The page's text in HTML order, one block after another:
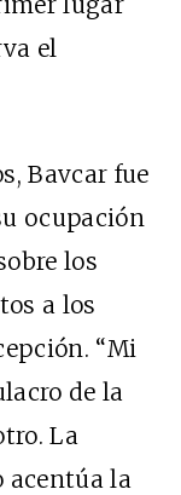
el
Bavcar fue
ocupación
los
a los
“Mi
de la
La
acentúa la